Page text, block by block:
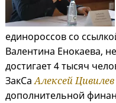
единороссов со
Валентина Енокаева,
достигает 4 тысяч
ЗакСаАлексей Цивилев
дополнительной